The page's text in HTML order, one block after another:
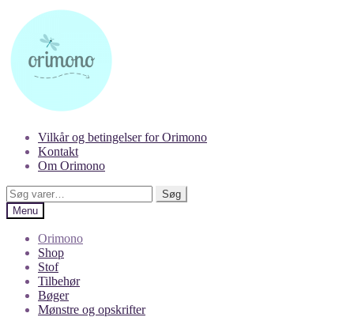
Spring
navigation
Spring
indhold
Vilkår og betingelser for Orimono
Kontakt
Om Orimono
Søg
efter:
Søg
Menu
Orimono
Shop
Stof
Tilbehør
Bøger
Mønstre og opskrifter